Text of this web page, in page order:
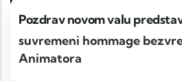
Pozdrav novom valu
suvremeni hommage
Animatora